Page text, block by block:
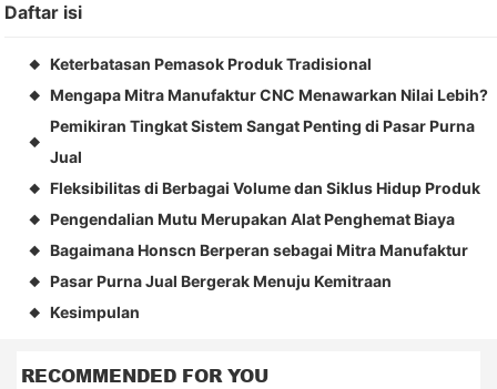
Daftar isi
◆ Keterbatasan Pemasok Produk Tradisional
◆ Mengapa Mitra Manufaktur CNC Menawarkan Nilai Lebih?
◆
Pemikiran Tingkat Sistem Sangat Penting di Pasar Purna
Jual
◆ Fleksibilitas di Berbagai Volume dan Siklus Hidup Produk
◆ Pengendalian Mutu Merupakan Alat Penghemat Biaya
◆ Bagaimana Honscn Berperan sebagai Mitra Manufaktur
◆ Pasar Purna Jual Bergerak Menuju Kemitraan
◆ Kesimpulan
RECOMMENDED FOR YOU